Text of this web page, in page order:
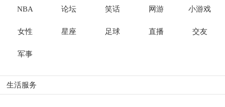
NBA 论坛 笑话 网游 小游戏
女性 星座 足球 直播 交友
军事
生活服务